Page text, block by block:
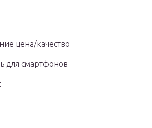
цена/качество
для смартфонов